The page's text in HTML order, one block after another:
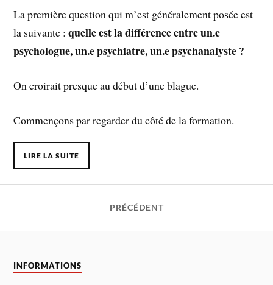
La première question qui m’est généralement posée est
la suivante :quelle est la différence entre un.e
psychologue, un.e psychiatre, un.e psychanalyste ?
On croirait presque au début d’une blague.
Commençons par regarder du côté de la formation.
LIRE LA SUITE
PRÉCÉDENT
INFORMATIONS